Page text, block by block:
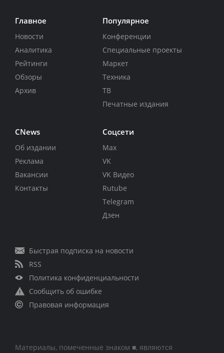
Главное
Новости
Аналитика
Рейтинги
Обзоры
Архив
Популярное
Конференции
Специальные проекты
Маркет
Техника
ТВ
Печатные издания
CNews
Об издании
Реклама
Вакансии
Контакты
Соцсети
Max
VK
VK Видео
Rutube
Telegram
Дзен
Быстрая подписка на новости
RSS
Политика конфиденциальности
Сообщить об ошибке
Правовая информация
Материалы, помеченные знаком ■, являются